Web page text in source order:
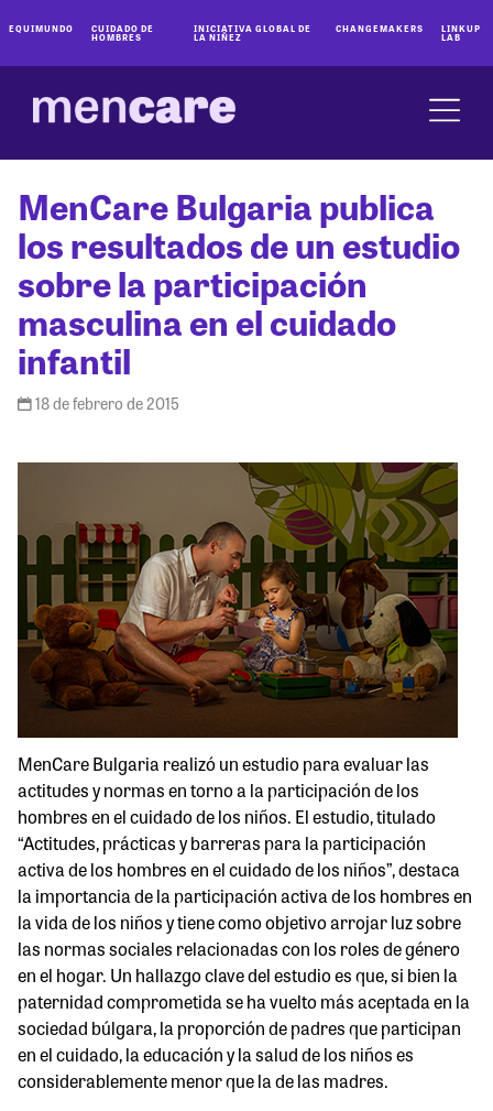
EQUIMUNDO CUIDADO DE
HOMBRES
INICIATIVA GLOBAL DE
LA NIÑEZ
CHANGEMAKERS LINKUP
LAB
MenCare Bulgaria publica
los resultados de un estudio
sobre la participación
masculina en el cuidado
infantil
18 de febrero de 2015
MenCare Bulgaria realizó un estudio para evaluar las
actitudes y normas en torno a la participación de los
hombres en el cuidado de los niños. El estudio, titulado
“Actitudes, prácticas y barreras para la participación
activa de los hombres en el cuidado de los niños”, destaca
la importancia de la participación activa de los hombres en
la vida de los niños y tiene como objetivo arrojar luz sobre
las normas sociales relacionadas con los roles de género
en el hogar. Un hallazgo clave del estudio es que, si bien la
paternidad comprometida se ha vuelto más aceptada en la
sociedad búlgara, la proporción de padres que participan
en el cuidado, la educación y la salud de los niños es
considerablemente menor que la de las madres.